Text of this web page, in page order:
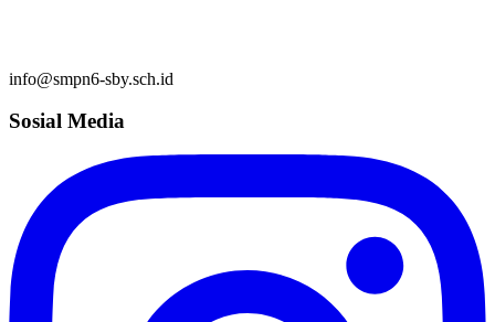
info@smpn6-sby.sch.id
Sosial Media